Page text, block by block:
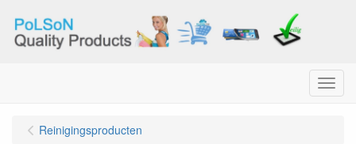
Menu
Reinigingsproducten